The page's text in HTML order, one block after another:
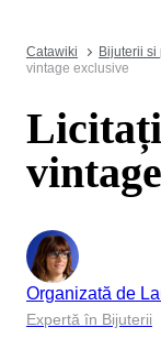
Catawiki Bijuterii si
vintage exclusive
Organizată de
Expertă în Bijuterii